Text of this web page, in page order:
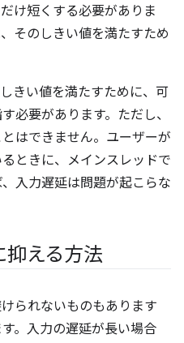
け短くする必要がありま
そのしきい値を満たすため
きい値を満たすために、可
必要があります。ただし、
はできません。ユーザーが
ときに、メインスレッドで
入力遅延は問題が起こらな
える方法
られないものもあります
。 入力の遅延が長い場合